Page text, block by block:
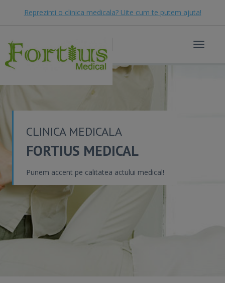
Reprezinti o clinica medicala? Uite cum te putem ajuta!
Toggle
CLINICA MEDICALA
FORTIUS MEDICAL
Punem accent pe calitatea actului medical!